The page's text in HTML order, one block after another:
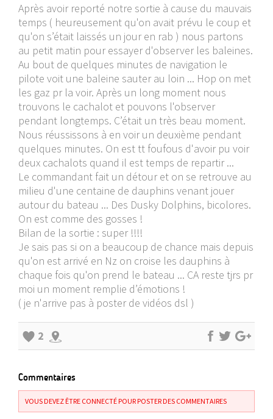
Après avoir reporté notre sortie à cause du mauvais
temps ( heureusement qu'on avait prévu le coup et
qu'on s’était laissés un jour en rab ) nous partons
au petit matin pour essayer d'observer les baleines.
Au bout de quelques minutes de navigation le
pilote voit une baleine sauter au loin ... Hop on met
les gaz pr la voir. Après un long moment nous
trouvons le cachalot et pouvons l'observer
pendant longtemps. C’était un très beau moment.
Nous réussissons à en voir un deuxième pendant
quelques minutes. On est tt foufous d'avoir pu voir
deux cachalots quand il est temps de repartir ...
Le commandant fait un détour et on se retrouve au
milieu d'une centaine de dauphins venant jouer
autour du bateau ... Des Dusky Dolphins, bicolores.
On est comme des gosses !
Bilan de la sortie : super !!!!
Je sais pas si on a beaucoup de chance mais depuis
qu'on est arrivé en Nz on croise les dauphins à
chaque fois qu'on prend le bateau ... CA reste tjrs pr
moi un moment remplie d’émotions !
( je n'arrive pas à poster de vidéos dsl )
2
Commentaires
VOUS DEVEZ ÊTRE CONNECTÉ POUR POSTER DES COMMENTAIRES